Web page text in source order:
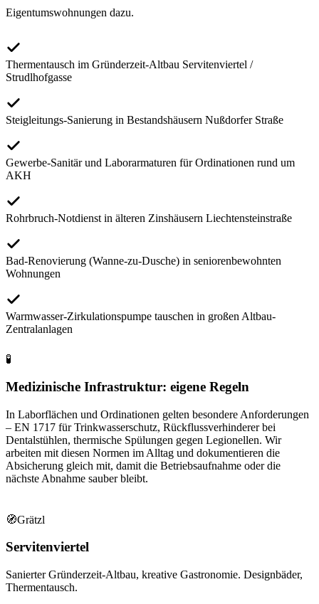
Eigentumswohnungen dazu.
Thermentausch im Gründerzeit-Altbau Servitenviertel /
Strudlhofgasse
Steigleitungs-Sanierung in Bestandshäusern Nußdorfer Straße
Gewerbe-Sanitär und Laborarmaturen für Ordinationen rund um
AKH
Rohrbruch-Notdienst in älteren Zinshäusern Liechtensteinstraße
Bad-Renovierung (Wanne-zu-Dusche) in seniorenbewohnten
Wohnungen
Warmwasser-Zirkulationspumpe tauschen in großen Altbau-
Zentralanlagen
🧪
Medizinische Infrastruktur: eigene Regeln
In Laborflächen und Ordinationen gelten besondere Anforderungen
– EN 1717 für Trinkwasserschutz, Rückflussverhinderer bei
Dentalstühlen, thermische Spülungen gegen Legionellen. Wir
arbeiten mit diesen Normen im Alltag und dokumentieren die
Absicherung gleich mit, damit die Betriebsaufnahme oder die
nächste Abnahme sauber bleibt.
🧭Grätzl
Servitenviertel
Sanierter Gründerzeit-Altbau, kreative Gastronomie. Designbäder,
Thermentausch.